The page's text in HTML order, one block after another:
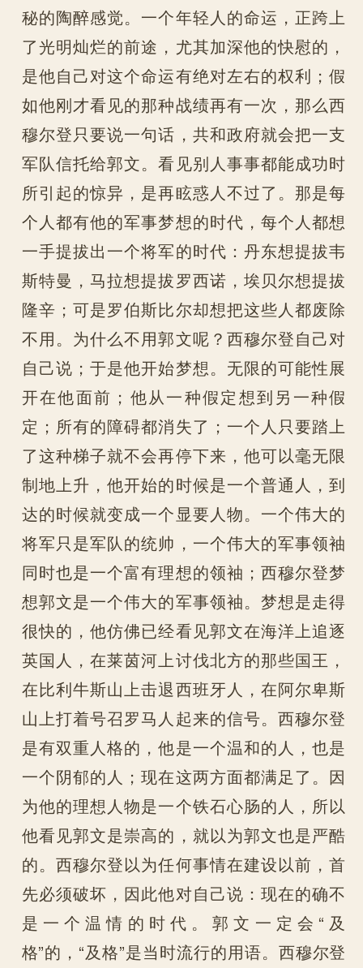
秘的陶醉感觉。一个年轻人的命运，正跨上
了光明灿烂的前途，尤其加深他的快慰的，
是他自己对这个命运有绝对左右的权利；假
如他刚才看见的那种战绩再有一次，那么西
穆尔登只要说一句话，共和政府就会把一支
军队信托给郭文。看见别人事事都能成功时
所引起的惊异，是再眩惑人不过了。那是每
个人都有他的军事梦想的时代，每个人都想
一手提拔出一个将军的时代：丹东想提拔韦
斯特曼，马拉想提拔罗西诺，埃贝尔想提拔
隆辛；可是罗伯斯比尔却想把这些人都废除
不用。为什么不用郭文呢？西穆尔登自己对
自己说；于是他开始梦想。无限的可能性展
开在他面前；他从一种假定想到另一种假
定；所有的障碍都消失了；一个人只要踏上
了这种梯子就不会再停下来，他可以毫无限
制地上升，他开始的时候是一个普通人，到
达的时候就变成一个显要人物。一个伟大的
将军只是军队的统帅，一个伟大的军事领袖
同时也是一个富有理想的领袖；西穆尔登梦
想郭文是一个伟大的军事领袖。梦想是走得
很快的，他仿佛已经看见郭文在海洋上追逐
英国人，在莱茵河上讨伐北方的那些国王，
在比利牛斯山上击退西班牙人，在阿尔卑斯
山上打着号召罗马人起来的信号。西穆尔登
是有双重人格的，他是一个温和的人，也是
一个阴郁的人；现在这两方面都满足了。因
为他的理想人物是一个铁石心肠的人，所以
他看见郭文是崇高的，就以为郭文也是严酷
的。西穆尔登以为任何事情在建设以前，首
先必须破坏，因此他对自己说：现在的确不
是一个温情的时代。郭文一定会“及
格”的，“及格”是当时流行的用语。西穆尔登